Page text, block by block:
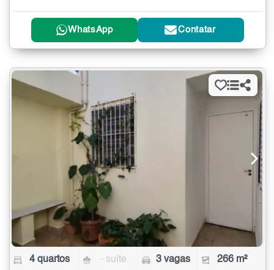
WhatsApp Contatar
4 quartos - suíte 3 vagas 266 m²